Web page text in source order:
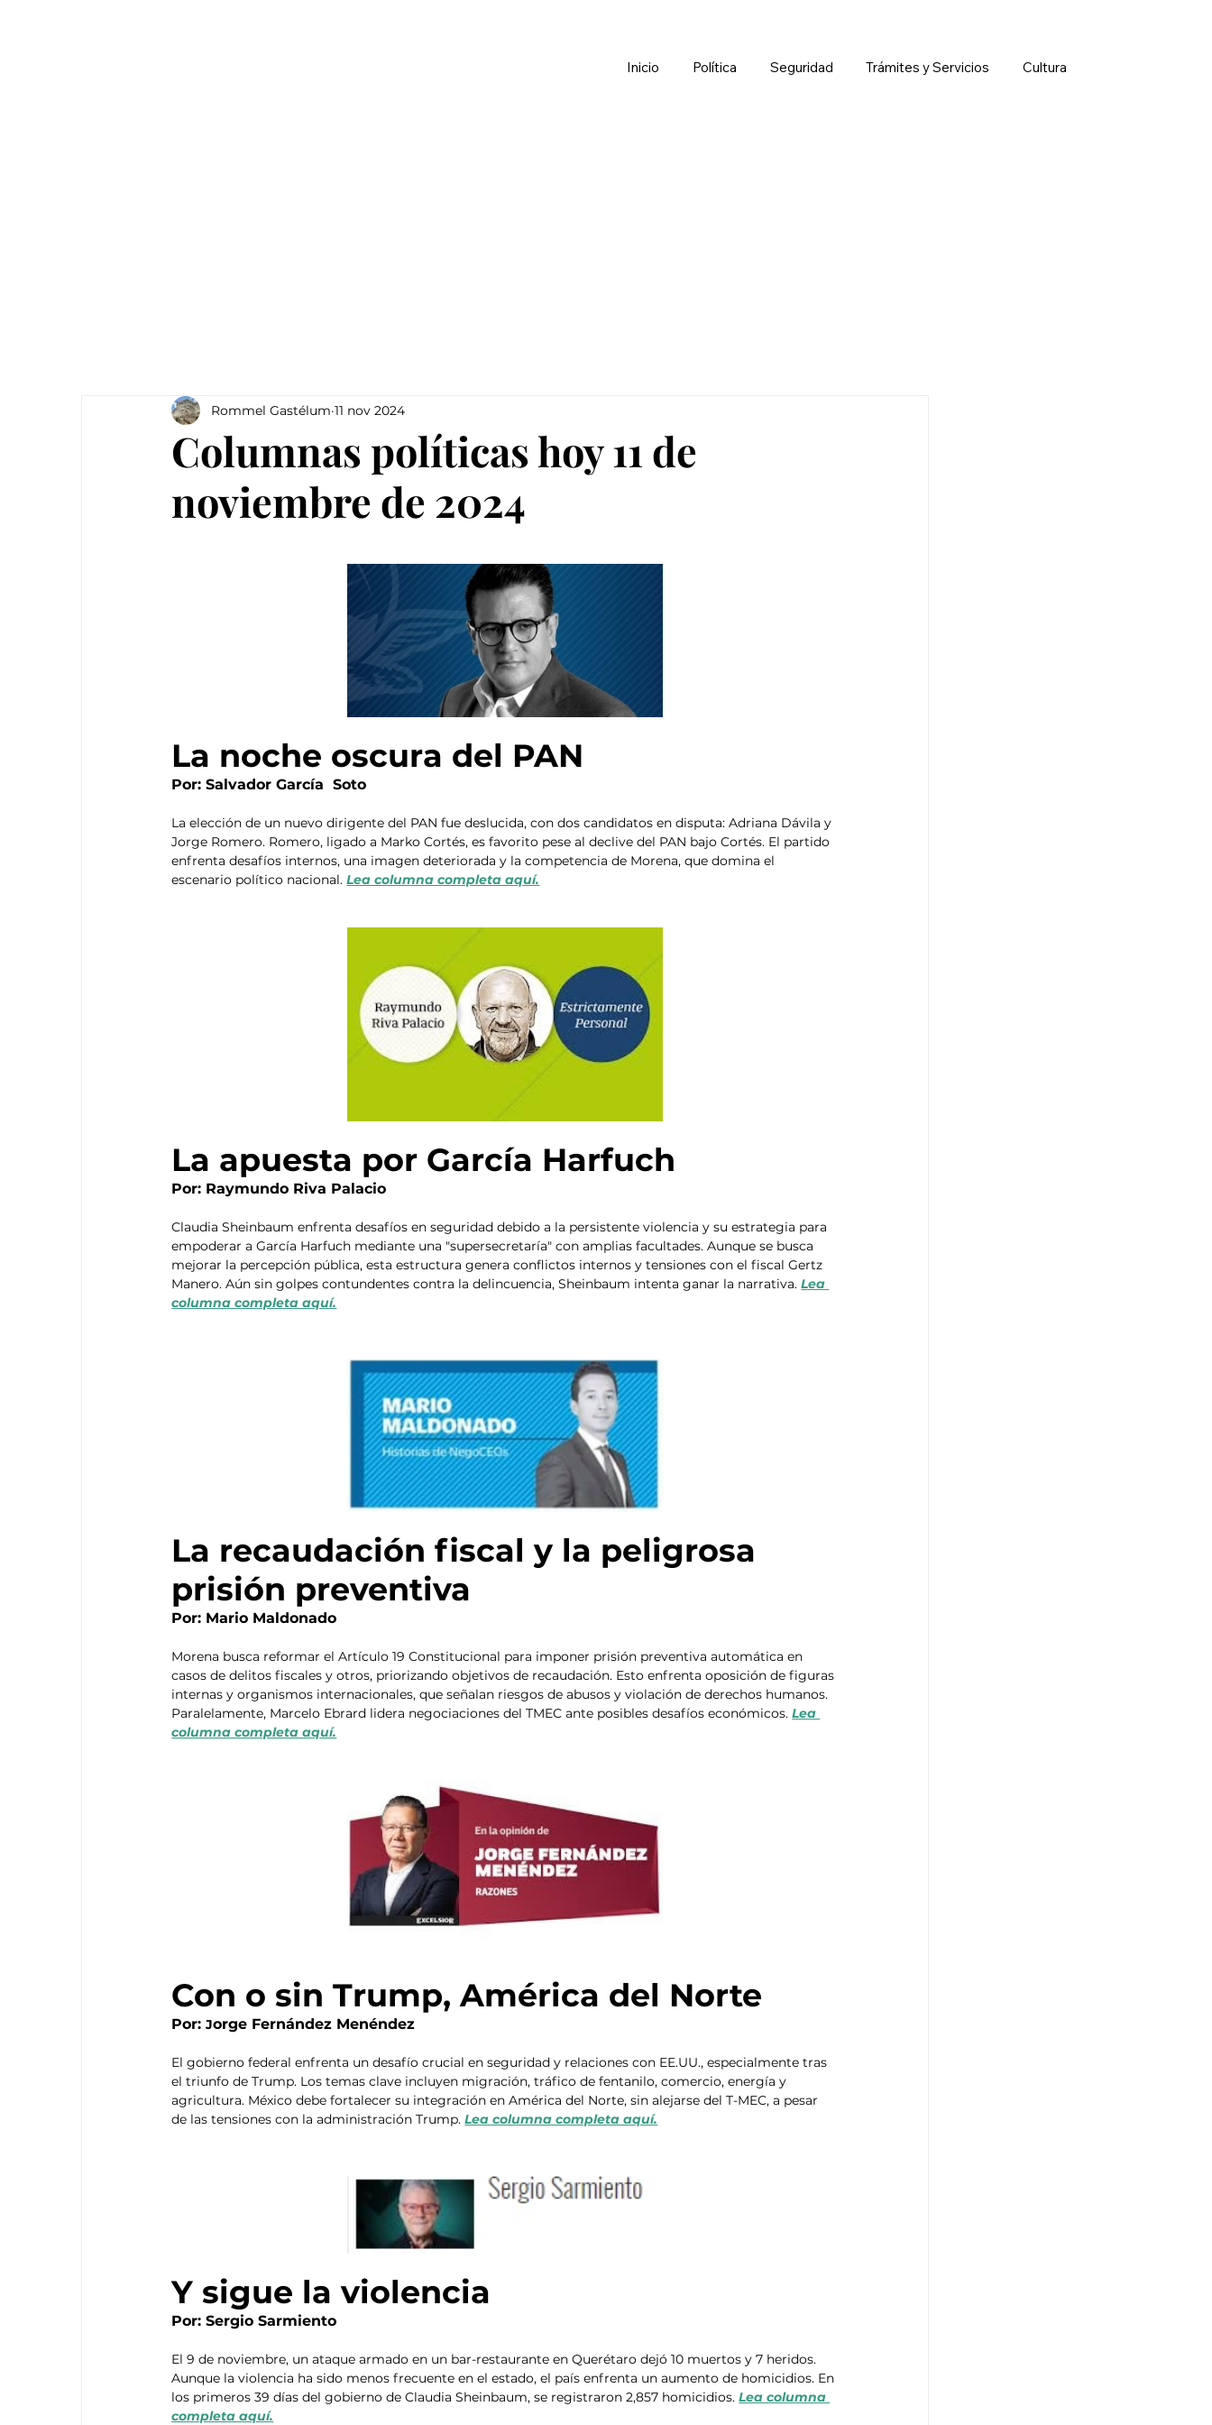
Inicio Política Seguridad Trámites y Servicios Cultura
Columnas políticas hoy 11 de
noviembre de 2024
Rommel Gastélum 11 nov 2024
La noche oscura del PAN
Por: Salvador García  Soto
La elección de un nuevo dirigente del PAN fue deslucida, con dos candidatos en disputa: Adriana Dávila y
Jorge Romero. Romero, ligado a Marko Cortés, es favorito pese al declive del PAN bajo Cortés. El partido
enfrenta desafíos internos, una imagen deteriorada y la competencia de Morena, que domina el
escenario político nacional. Lea columna completa aquí.
La apuesta por García Harfuch
Por: Raymundo Riva Palacio
Claudia Sheinbaum enfrenta desafíos en seguridad debido a la persistente violencia y su estrategia para
empoderar a García Harfuch mediante una "supersecretaría" con amplias facultades. Aunque se busca
mejorar la percepción pública, esta estructura genera conflictos internos y tensiones con el fiscal Gertz
Manero. Aún sin golpes contundentes contra la delincuencia, Sheinbaum intenta ganar la narrativa. Lea
columna completa aquí.
La recaudación fiscal y la peligrosa
prisión preventiva
Por: Mario Maldonado
Morena busca reformar el Artículo 19 Constitucional para imponer prisión preventiva automática en
casos de delitos fiscales y otros, priorizando objetivos de recaudación. Esto enfrenta oposición de figuras
internas y organismos internacionales, que señalan riesgos de abusos y violación de derechos humanos.
Paralelamente, Marcelo Ebrard lidera negociaciones del TMEC ante posibles desafíos económicos. Lea
columna completa aquí.
Con o sin Trump, América del Norte
Por: Jorge Fernández Menéndez
El gobierno federal enfrenta un desafío crucial en seguridad y relaciones con EE.UU., especialmente tras
el triunfo de Trump. Los temas clave incluyen migración, tráfico de fentanilo, comercio, energía y
agricultura. México debe fortalecer su integración en América del Norte, sin alejarse del T-MEC, a pesar
de las tensiones con la administración Trump. Lea columna completa aquí.
Y sigue la violencia
Por: Sergio Sarmiento
El 9 de noviembre, un ataque armado en un bar-restaurante en Querétaro dejó 10 muertos y 7 heridos.
Aunque la violencia ha sido menos frecuente en el estado, el país enfrenta un aumento de homicidios. En
los primeros 39 días del gobierno de Claudia Sheinbaum, se registraron 2,857 homicidios. Lea columna
completa aquí.